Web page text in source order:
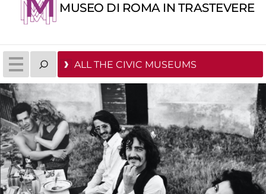
MUSEO DI ROMA IN TRASTEVERE
ALL THE CIVIC MUSEUMS